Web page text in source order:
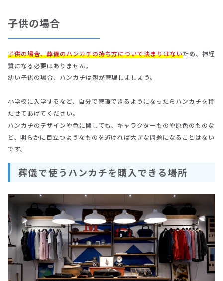
子供の場合
子供の場合、葬儀のハンカチの持ち方について決まりはないため、神経
質になる必要はありません。
幼い子供の場合、ハンカチは親が管理しましょう。
小学校に入学するなど、自分で管理できるようになったらハンカチを持
たせてあげてください。
ハンカチのデザインや色に関しても、キャラクターものや原色のものな
ど、明らかに目立つようなものを避ければ大きな問題になることはない
です。
葬儀で使うハンカチを購入できる場所